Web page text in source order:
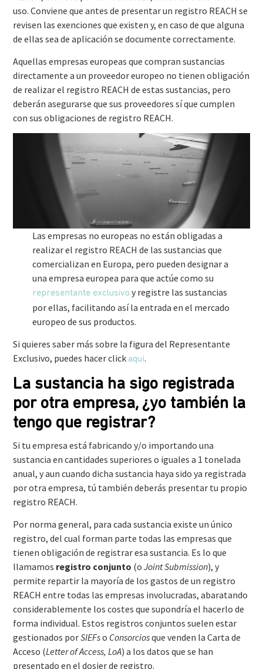
uso. Conviene que antes de presentar un registro REACH se
revisen las exenciones que existen y, en caso de que alguna
de ellas sea de aplicación se documente correctamente.
Aquellas empresas europeas que compran sustancias
directamente a un proveedor europeo no tienen obligación
de realizar el registro REACH de estas sustancias, pero
deberán asegurarse que sus proveedores sí que cumplen
con sus obligaciones de registro REACH.
Las empresas no europeas no están obligadas a
realizar el registro REACH de las sustancias que
comercializan en Europa, pero pueden designar a
una empresa europea para que actúe como su
representante exclusivo y registre las sustancias
por ellas, facilitando así la entrada en el mercado
europeo de sus productos.
Si quieres saber más sobre la figura del Representante
Exclusivo, puedes hacer clickaquí.
La sustancia ha sigo registrada
por otra empresa, ¿yo también la
tengo que registrar?
Si tu empresa está fabricando y/o importando una
sustancia en cantidades superiores o iguales a 1 tonelada
anual, y aun cuando dicha sustancia haya sido ya registrada
por otra empresa, tú también deberás presentar tu propio
registro REACH.
Por norma general, para cada sustancia existe un único
registro, del cual forman parte todas las empresas que
tienen obligación de registrar esa sustancia. Es lo que
llamamos registro conjunto (oJoint Submission), y
permite repartir la mayoría de los gastos de un registro
REACH entre todas las empresas involucradas, abaratando
considerablemente los costes que supondría el hacerlo de
forma individual. Estos registros conjuntos suelen estar
gestionados porSIEFso Consorciosque venden la Carta de
Acceso (Letter of Access, LoA) a los datos que se han
presentado en el dosier de registro.